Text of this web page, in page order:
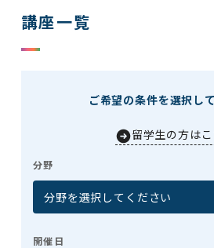
講座一覧
ご希望の条件を選択し
留学生の方は
分野
開催日